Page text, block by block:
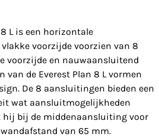
L is een horizontale
voorzijde voorzien van 8
voorzijde en nauwaansluitend
van de Everest Plan 8 L vormen
De 8 aansluitingen bieden een
wat aansluitmogelijkheden
hij bij de middenaansluiting voor
van 65 mm.